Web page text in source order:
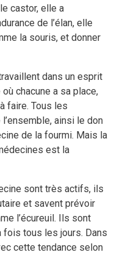
castor, elle a
de l’élan, elle
la souris, et donner
dans un esprit
chacune a sa place,
faire. Tous les
ainsi le don
de la fourmi. Mais la
est la
sont très actifs, ils
et savent prévoir
l’écureuil. Ils sont
fois tous les jours. Dans
cette tendance selon